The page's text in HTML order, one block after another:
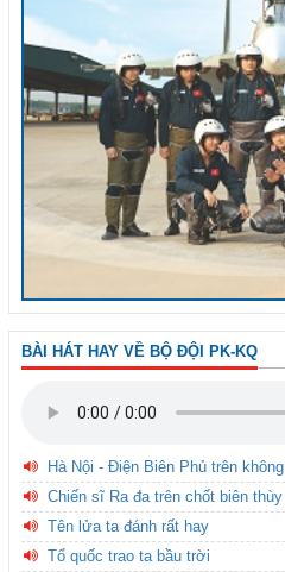
BÀI HÁT HAY VỀ BỘ ĐỘI PK-KQ
Hà Nội - Điện Biên Phủ trên không
Chiến sĩ Ra đa trên chốt biên thùy
Tên lửa ta đánh rất hay
Tổ quốc trao ta bầu trời